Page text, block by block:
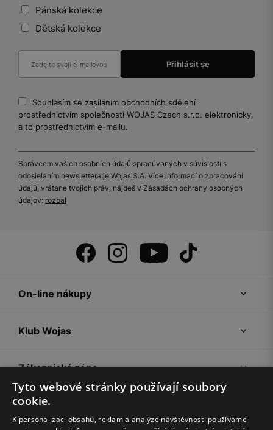
Pánská kolekce
Dětská kolekce
Souhlasím se zasíláním obchodních sdělení
prostřednictvím společnosti WOJAS Czech s.r.o. elektronicky,
a to prostřednictvím e-mailu.
Správcem vašich osobních údajů spracúvaných v súvislosti s
odosielaním newslettera je Wojas S.A. Více informací o zpracování
údajů, vrátane tvojich práv, nájdeš v Zásadách ochrany osobných
údajov: rozbal
On-line nákupy
Klub Wojas
Zákaznická zóna
Společnost Wojas
Tyto webové stránky používají soubory
cookie.
K personalizaci obsahu, reklam a analýze návštěvnosti používáme